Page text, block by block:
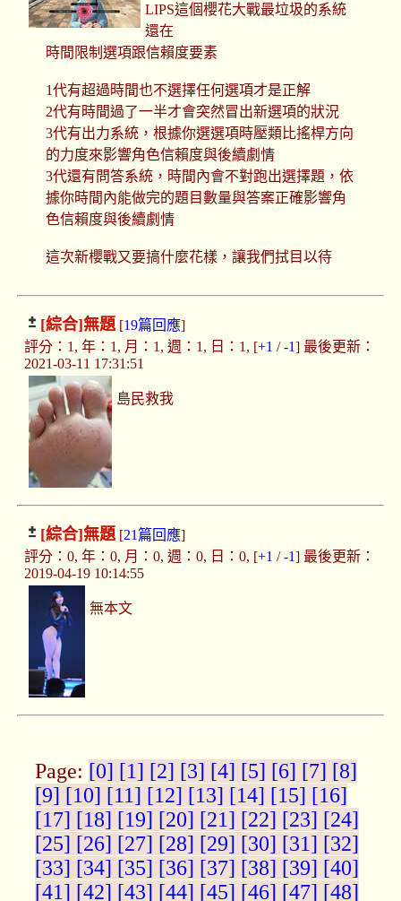
LIPS這個櫻花大戰最垃圾的系統
還在
時間限制選項跟信賴度要素
1代有超過時間也不選擇任何選項才是正解
2代有時間過了一半才會突然冒出新選項的狀況
3代有出力系統，根據你選選項時壓類比搖桿方向
的力度來影響角色信賴度與後續劇情
3代還有問答系統，時間內會不對跑出選擇題，依
據你時間內能做完的題目數量與答案正確影響角
色信賴度與後續劇情
這次新櫻戰又要搞什麼花樣，讓我們拭目以待
[綜合]無題[19篇回應]
評分：1, 年：1, 月：1, 週：1, 日：1, [+1 /-1] 最後更新：
2021-03-11 17:31:51
島民救我
[綜合]無題[21篇回應]
評分：0, 年：0, 月：0, 週：0, 日：0, [+1 /-1] 最後更新：
2019-04-19 10:14:55
無本文
Page: [0] [1] [2] [3] [4] [5] [6] [7] [8]
[9] [10] [11] [12] [13] [14] [15] [16]
[17] [18] [19] [20] [21] [22] [23] [24]
[25] [26] [27] [28] [29] [30] [31] [32]
[33] [34] [35] [36] [37] [38] [39] [40]
[41] [42] [43] [44] [45] [46] [47] [48]